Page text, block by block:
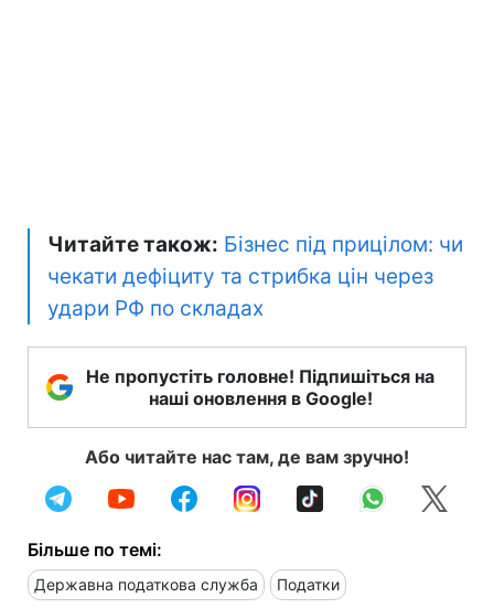
Читайте також: Бізнес під прицілом: чи
чекати дефіциту та стрибка цін через
удари РФ по складах
Не пропустіть головне! Підпишіться на
наші оновлення в Google!
Або читайте нас там, де вам зручно!
Більше по темі:
Державна податкова служба Податки